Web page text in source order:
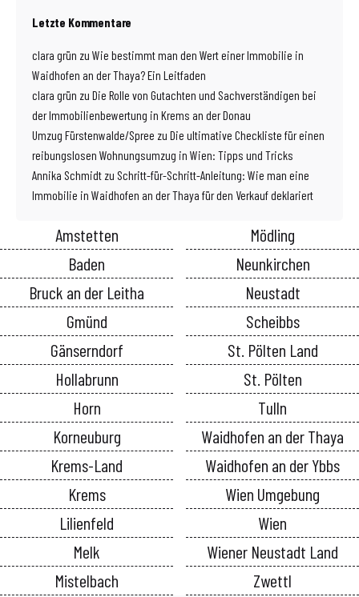
Letzte Kommentare
clara grün zu Wie bestimmt man den Wert einer Immobilie in
Waidhofen an der Thaya? Ein Leitfaden
clara grün zu Die Rolle von Gutachten und Sachverständigen bei
der Immobilienbewertung in Krems an der Donau
Umzug Fürstenwalde/Spree zu Die ultimative Checkliste für einen
reibungslosen Wohnungsumzug in Wien: Tipps und Tricks
Annika Schmidt zu Schritt-für-Schritt-Anleitung: Wie man eine
Immobilie in Waidhofen an der Thaya für den Verkauf deklariert
Amstetten
Baden
Bruck an der Leitha
Gmünd
Gänserndorf
Hollabrunn
Horn
Korneuburg
Krems-Land
Krems
Lilienfeld
Melk
Mistelbach
Mödling
Neunkirchen
Neustadt
Scheibbs
St. Pölten Land
St. Pölten
Tulln
Waidhofen an der Thaya
Waidhofen an der Ybbs
Wien Umgebung
Wien
Wiener Neustadt Land
Zwettl